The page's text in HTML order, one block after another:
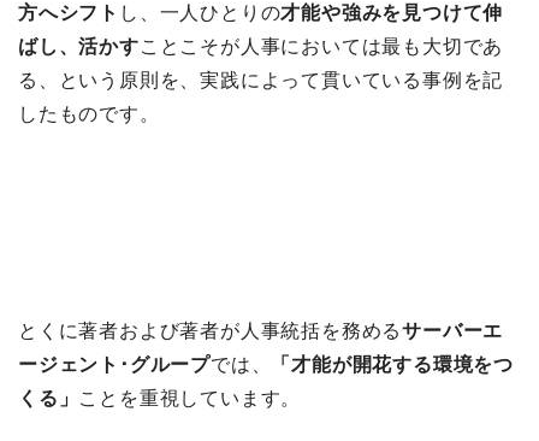
方へシフト し、一人ひとりの才能や強みを見つけて伸
ばし、活かすことこそが人事においては最も大切であ
る、という原則を、実践によって貫いている事例を記
したものです。
とくに著者および著者が人事統括を務めるサーバーエ
ージェント･グループでは、
「才能が開花する環境をつ
くる」 ことを重視しています。